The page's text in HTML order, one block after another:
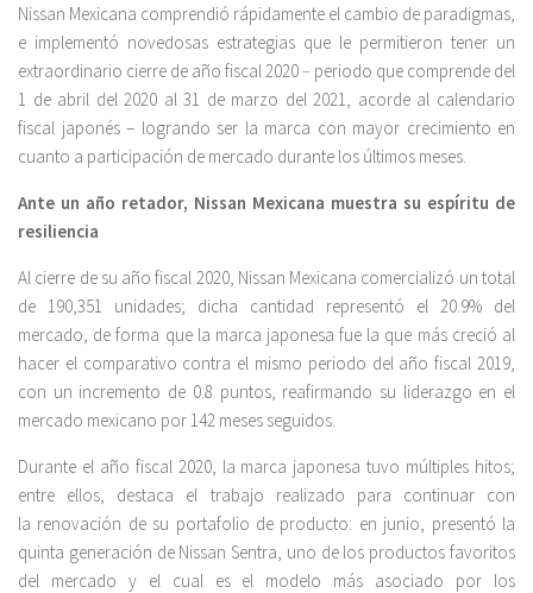
Nissan Mexicana comprendió rápidamente el cambio de paradigmas,
e implementó novedosas estrategias que le permitieron tener un
extraordinario cierre de año fiscal 2020– periodo que comprende del
1 de abril del 2020 al 31 de marzo del 2021, acorde al calendario
fiscal japonés – logrando ser la marca con mayor crecimiento en
cuanto a participación de mercado durante los últimos meses.
Ante un año retador, Nissan Mexicana muestra su espíritu de
resiliencia
Al cierre de su año fiscal 2020, Nissan Mexicana comercializó un total
de 190,351 unidades; dicha cantidad representó el 20.9% del
mercado, de forma que la marca japonesa fue la que más creció al
hacer el comparativo contra el mismo periodo del año fiscal 2019,
con un incremento de 0.8 puntos, reafirmando su liderazgo en el
mercado mexicano por 142 meses seguidos.
Durante el año fiscal 2020, la marca japonesa tuvo múltiples hitos;
entre ellos, destaca el trabajo realizado para continuar con
la renovación de su portafolio de producto: en junio, presentó la
quinta generación de Nissan Sentra, uno de los productos favoritos
del mercado y el cual es el modelo más asociado por los